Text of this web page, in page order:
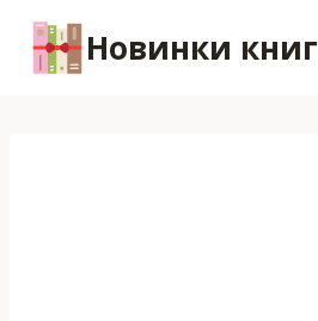
содержимому
Новинки книг